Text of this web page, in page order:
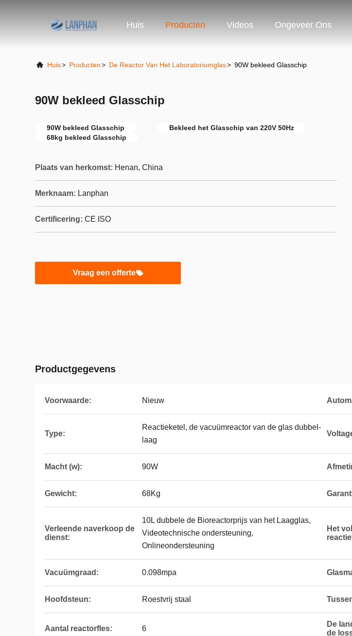
Huis Producten Videos Ongeveer Ons
Huis> Producten> De Reactor Van Het Laboratoriumglas> 90W bekleed Glasschip
90W bekleed Glasschip
90W bekleed Glasschip
Bekleed het Glasschip van 220V 50Hz
68kg bekleed Glasschip
Plaats van herkomst: Henan, China
Merknaam: Lanphan
Certificering: CE ISO
Vraag een offerte
Productgegevens
Voorwaarde: Nieuw
Type:
Reactieketel, de vacuümreactor van de glas dubbel-
laag
Macht (w): 90W
Gewicht: 68Kg
Verleende naverkoop de
dienst:
10L dubbele de Bioreactorprijs van het Laagglas,
Videotechnische ondersteuning,
Onlineondersteuning
Het
Vacuümgraad: 0.098mpa
Hoofdsteun: Roestvrij staal
Aantal reactorfles: 6
De
de